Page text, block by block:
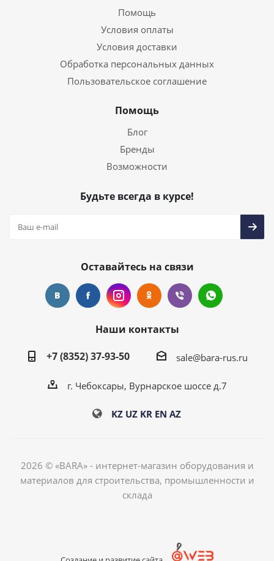
Помощь
Условия оплаты
Условия доставки
Обработка персональных данных
Пользовательское соглашение
Помощь
Блог
Бренды
Возможности
Будьте всегда в курсе!
Оставайтесь на связи
Наши контакты
+7 (8352) 37-93-50
sale@bara-rus.ru
г. Чебоксары, Вурнарское шоссе д.7
KZ UZ KR EN AZ
2026 © «BARA» - интернет-магазин оборудования и
материалов для строительства, промышленности и
склада